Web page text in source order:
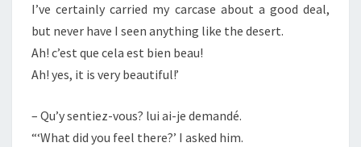
I’ve certainly carried my carcase about a good deal,
but never have I seen anything like the desert.
Ah! c’est que cela est bien beau!
Ah! yes, it is very beautiful!’
– Qu’y sentiez-vous? lui ai-je demandé.
“‘What did you feel there?’ I asked him.